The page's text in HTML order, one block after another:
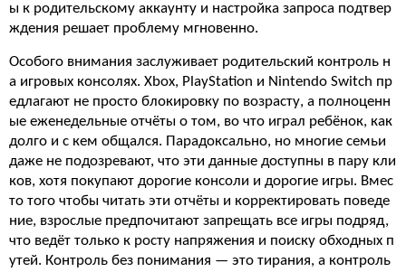
ы к родительскому аккаунту и настройка запроса подтвер
ждения решает проблему мгновенно.
Особого внимания заслуживает родительский контроль н
а игровых консолях. Xbox, PlayStation и Nintendo Switch пр
едлагают не просто блокировку по возрасту, а полноценн
ые еженедельные отчёты о том, во что играл ребёнок, как
долго и с кем общался. Парадоксально, но многие семьи
даже не подозревают, что эти данные доступны в пару кли
ков, хотя покупают дорогие консоли и дорогие игры. Вмес
то того чтобы читать эти отчёты и корректировать поведе
ние, взрослые предпочитают запрещать все игры подряд,
что ведёт только к росту напряжения и поиску обходных п
утей. Контроль без понимания — это тирания, а контроль